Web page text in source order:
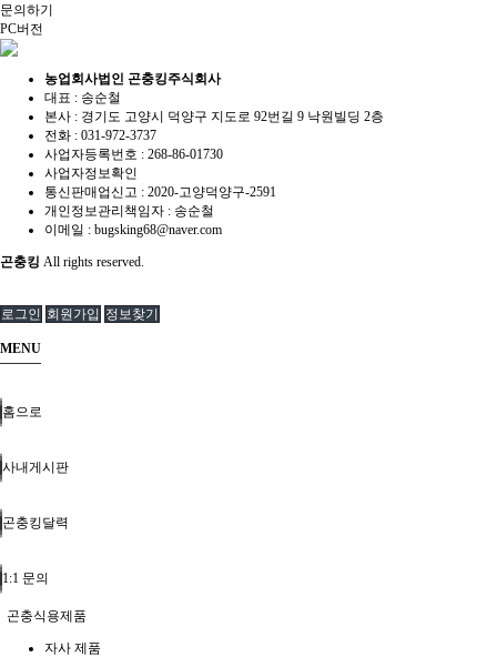
문의하기
PC버전
농업회사법인 곤충킹주식회사
대표 : 송순철
본사 : 경기도 고양시 덕양구 지도로 92번길 9 낙원빌딩 2층
전화 : 031-972-3737
사업자등록번호 : 268-86-01730
사업자정보확인
통신판매업신고 : 2020-고양덕양구-2591
개인정보관리책임자 : 송순철
이메일 : bugsking68@naver.com
곤충킹 All rights reserved.
로그인 회원가입 정보찾기
MENU
홈으로
사내게시판
곤충킹달력
1:1 문의
곤충식용제품
자사 제품